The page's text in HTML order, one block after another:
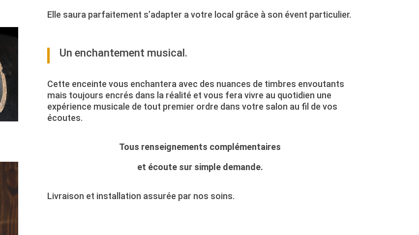
Elle saura parfaitement s’adapter a votre local grâce à son évent particulier.
Un enchantement musical.
Cette enceinte vous enchantera avec des nuances de timbres envoutants
mais toujours encrés dans la réalité et vous fera vivre au quotidien une
expérience musicale de tout premier ordre dans votre salon au fil de vos
écoutes.
Tous renseignements complémentaires
et écoute sur simple demande.
Livraison et installation assurée par nos soins.